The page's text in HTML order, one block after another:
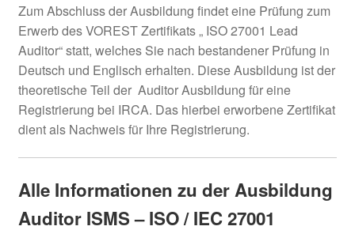
Zum Abschluss der Ausbildung findet eine Prüfung zum
Erwerb des VOREST Zertifikats „ ISO 27001 Lead
Auditor“ statt, welches Sie nach bestandener Prüfung in
Deutsch und Englisch erhalten. Diese Ausbildung ist der
theoretische Teil der Auditor Ausbildung für eine
Registrierung bei IRCA. Das hierbei erworbene Zertifikat
dient als Nachweis für Ihre Registrierung.
Alle Informationen zu der Ausbildung
Auditor ISMS – ISO / IEC 27001